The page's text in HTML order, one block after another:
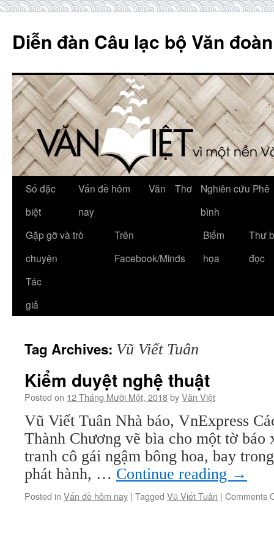
content
Diễn đàn Câu lạc bộ Văn
Số đặc
biệt
Vấn đề hôm
nay
Văn Thơ
Nghiên cứu Phê
bình
Gặp gỡ và trò
chuyện
Trên
Facebook/Minds
Biếm
họa
Thư
đọc
Tác
giả
Tag Archives: Vũ Viết Tuân
Kiểm duyệt nghệ thuật
Posted on 12 Tháng Mười Một, 2018byVăn Việt
Vũ Viết Tuân Nhà báo, VnExpress
Thành Chương vẽ bìa cho một tờ
tranh cô gái ngậm bông hoa, bay
phát hành, … Continue reading →
Posted in Vấn đề hôm nay | Tagged Vũ Viết Tuân | Comments